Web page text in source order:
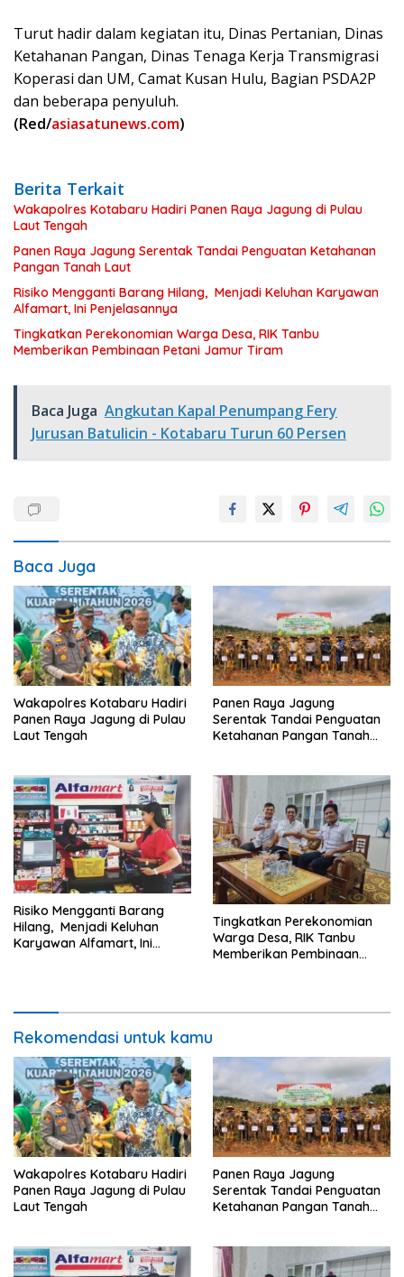
Turut hadir dalam kegiatan itu, Dinas Pertanian, Dinas
Ketahanan Pangan, Dinas Tenaga Kerja Transmigrasi
Koperasi dan UM, Camat Kusan Hulu, Bagian PSDA2P
dan beberapa penyuluh.
(Red/asiasatunews.com)
Berita Terkait
Wakapolres Kotabaru Hadiri Panen Raya Jagung di Pulau
Laut Tengah
Panen Raya Jagung Serentak Tandai Penguatan Ketahanan
Pangan Tanah Laut
Risiko Mengganti Barang Hilang, Menjadi Keluhan Karyawan
Alfamart, Ini Penjelasannya
Tingkatkan Perekonomian Warga Desa, RIK Tanbu
Memberikan Pembinaan Petani Jamur Tiram
Baca Juga Angkutan Kapal Penumpang Fery
Jurusan Batulicin - Kotabaru Turun 60 Persen
Baca Juga
Wakapolres Kotabaru Hadiri
Panen Raya Jagung di Pulau
Laut Tengah
Panen Raya Jagung
Serentak Tandai Penguatan
Ketahanan Pangan Tanah
Risiko Mengganti Barang
Hilang, Menjadi Keluhan
Karyawan Alfamart, Ini
Tingkatkan Perekonomian
Warga Desa, RIK Tanbu
Memberikan Pembinaan
Rekomendasi untuk kamu
Wakapolres Kotabaru Hadiri
Panen Raya Jagung di Pulau
Laut Tengah
Panen Raya Jagung
Serentak Tandai Penguatan
Ketahanan Pangan Tanah